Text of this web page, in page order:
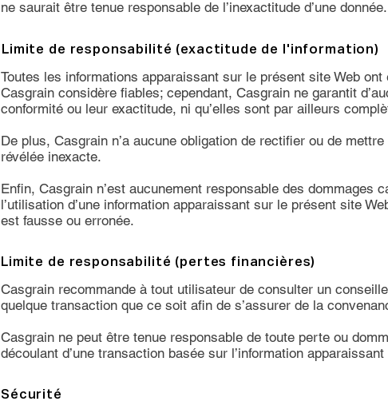
ne saurait être tenue responsable de l’inexactitude d’une donnée.
Limite de responsabilité (exactitude de l'information)
Toutes les informations apparaissant sur le présent site Web
Casgrain considère fiables; cependant, Casgrain ne garantit
conformité ou leur exactitude, ni qu’elles sont par ailleurs
De plus, Casgrain n’a aucune obligation de rectifier ou de
révélée inexacte.
Enfin, Casgrain n’est aucunement responsable des dommages
l’utilisation d’une information apparaissant sur le présent site
est fausse ou erronée.
Limite de responsabilité (pertes financières)
Casgrain recommande à tout utilisateur de consulter un
quelque transaction que ce soit afin de s’assurer de la
Casgrain ne peut être tenue responsable de toute perte ou
découlant d’une transaction basée sur l’information
Sécurité